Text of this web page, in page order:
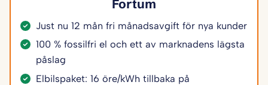
Fortum
Just nu 12 mån fri månadsavgift för nya kunder
100 % fossilfri el och ett av marknadens lägsta
påslag
Elbilspaket: 16 öre/kWh tillbaka på